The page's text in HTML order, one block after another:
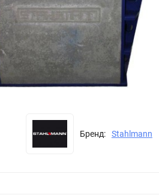
Бренд: Stahlmann